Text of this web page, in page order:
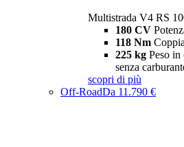
Multistrada V4 RS
180 CV
118 Nm Coppia
225 kg Peso in
senza
scopri di più
Off-RoadDa 11.790 €